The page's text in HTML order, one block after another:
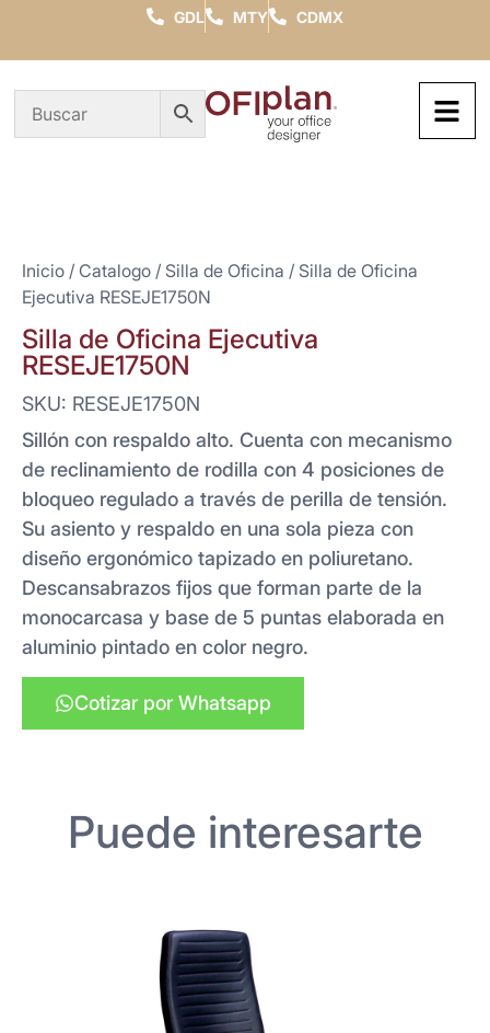
GDL MTY CDMX
Inicio / Catalogo / Silla de Oficina / Silla de Oficina
Ejecutiva RESEJE1750N
Silla de Oficina Ejecutiva
RESEJE1750N
SKU: RESEJE1750N
Sillón con respaldo alto. Cuenta con mecanismo
de reclinamiento de rodilla con 4 posiciones de
bloqueo regulado a través de perilla de tensión.
Su asiento y respaldo en una sola pieza con
diseño ergonómico tapizado en poliuretano.
Descansabrazos fijos que forman parte de la
monocarcasa y base de 5 puntas elaborada en
aluminio pintado en color negro.
Cotizar por Whatsapp
Puede interesarte